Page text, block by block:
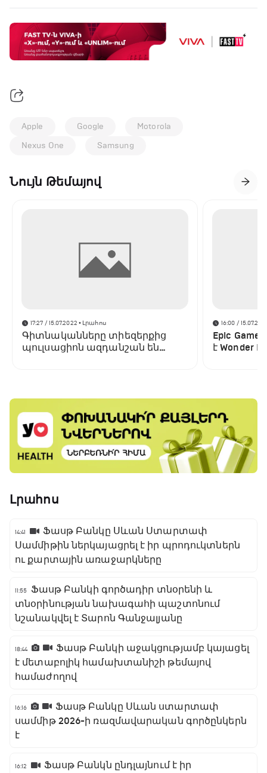
Apple Google
Motorola
Nexus One
Samsung
Նույն Թեմայով
17:27 / 15.07.2022 • Լրահոս
Գիտնականները տիեզերքից
պուլսացիոն ազդանշան են
16:00 /
Epic
է Wonder
Լրահոս
14:41
Ֆասթ Բանկը Սևան Ստարտափ
Սամմիթին ներկայացրել է իր պրոդուկտներն
ու քարտային առաջարկները
11:55
Ֆասթ Բանկի գործադիր տնօրենի և
տնօրինության նախագահի պաշտոնում
նշանակվել է Տարոն Գանջալյանը
18:44
Ֆասթ Բանկի աջակցությամբ կայացել
է մետաբոլիկ համախտանիշի թեմայով
համաժողով
16:16
Ֆասթ Բանկը Սևան ստարտափ
սամմիթ 2026-ի ռազմավարական գործընկերն
է
16:12
Ֆասթ Բանկն ընդլայնում է իր